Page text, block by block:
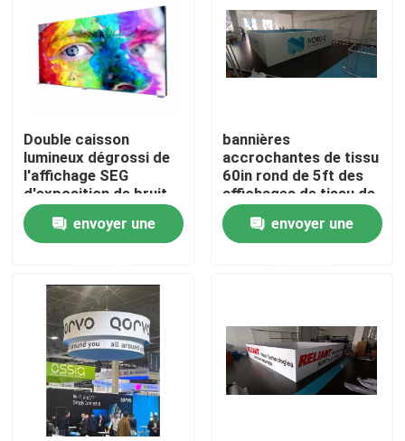
Aperçu
Produits
Vidéos
A propos de nous
Visite d'usine
Double caisson
lumineux dégrossi de
l'affichage SEG
d'exposition de bruit
de 85 x de 200cm
pour le salon
commercial
envoyer une
bannières
accrochantes de tissu
60in rond de 5ft des
affichages de tissu de
tension de plafond
envoyer une